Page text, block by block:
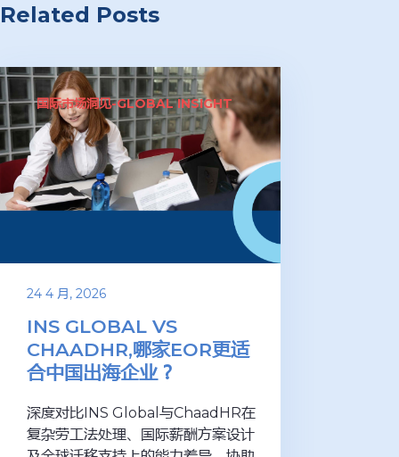
Related Posts
国际市场洞见-GLOBAL INSIGHT
24 4 月, 2026
INS GLOBAL VS
CHAADHR,哪家EOR更适
合中国出海企业？
深度对比INS Global与ChaadHR在
复杂劳工法处理、国际薪酬方案设计